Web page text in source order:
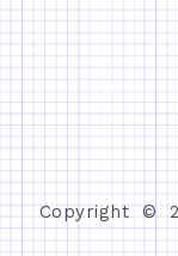
Copyright ©